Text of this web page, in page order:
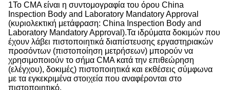
1Το CMA είναι η συντομογραφία του όρου China
Inspection Body and Laboratory Mandatory Approval
(κυριολεκτική μετάφραση: China Inspection Body and
Laboratory Mandatory Approval).Τα ιδρύματα δοκιμών που
έχουν λάβει πιστοποιητικά διαπίστευσης εργαστηριακών
προσόντων (πιστοποίηση μετρήσεων) μπορούν να
χρησιμοποιούν το σήμα CMA κατά την επιθεώρηση
(ελέγχου), δοκιμές) πιστοποιητικά και εκθέσεις σύμφωνα
με τα εγκεκριμένα στοιχεία που αναφέρονται στο
πιστοποιητικό.